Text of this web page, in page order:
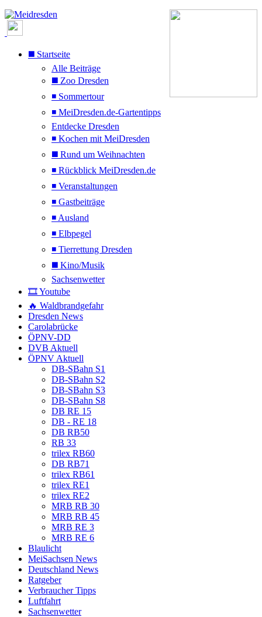
◼️ Startseite
Alle Beiträge
◼️ Zoo Dresden
◾ Sommertour
◾ MeiDresden.de-Gartentipps
Entdecke Dresden
◾ Kochen mit MeiDresden
◼️ Rund um Weihnachten
◾ Rückblick MeiDresden.de
◾ Veranstaltungen
◾ Gastbeiträge
◾ Ausland
◾ Elbpegel
◾ Tierrettung Dresden
◼️ Kino/Musik
Sachsenwetter
🎞️ Youtube
🔥 Waldbrandgefahr
Dresden News
Carolabrücke
ÖPNV-DD
DVB Aktuell
ÖPNV Aktuell
DB-SBahn S1
DB-SBahn S2
DB-SBahn S3
DB-SBahn S8
DB RE 15
DB - RE 18
DB RB50
RB 33
trilex RB60
DB RB71
trilex RB61
trilex RE1
trilex RE2
MRB RB 30
MRB RB 45
MRB RE 3
MRB RE 6
Blaulicht
MeiSachsen News
Deutschland News
Ratgeber
Verbraucher Tipps
Luftfahrt
Sachsenwetter